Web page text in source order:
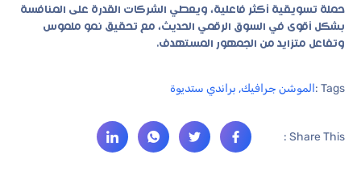
حملة تسويقية أكثر فاعلية، ويعطي الشركات القدرة على المنافسة
بشكل أقوى في السوق الرقمي الحديث، مع تحقيق نمو ملموس
وتفاعل متزايد من الجمهور المستهدف.
Tags : الموشن جرافيك, براندي ستديوة
Share This :